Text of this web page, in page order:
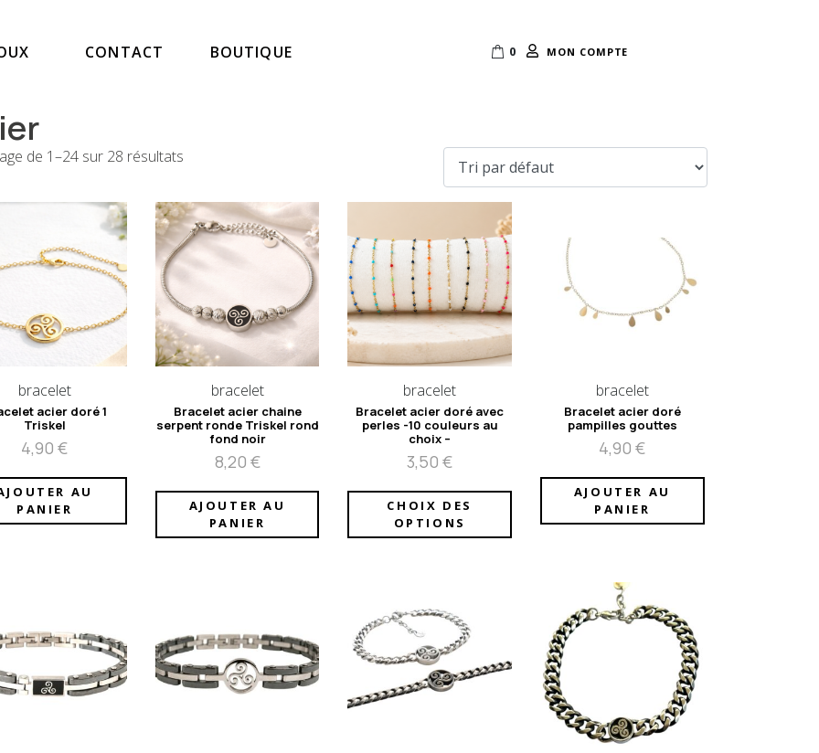
CONTACT BOUTIQUE 0 MON COMPTE
de 1–24 sur 28 résultats
bracelet
acier doré 1
Triskel
4,90€
AU
PANIER
bracelet
Bracelet acier chaine
serpent ronde Triskel rond
fond noir
8,20 €
AJOUTER AU
PANIER
bracelet
Bracelet acier doré avec
perles -10 couleurs au
choix –
3,50€
CHOIX DES
OPTIONS
bracelet
Bracelet acier doré
pampilles gouttes
4,90€
AJOUTER AU
PANIER